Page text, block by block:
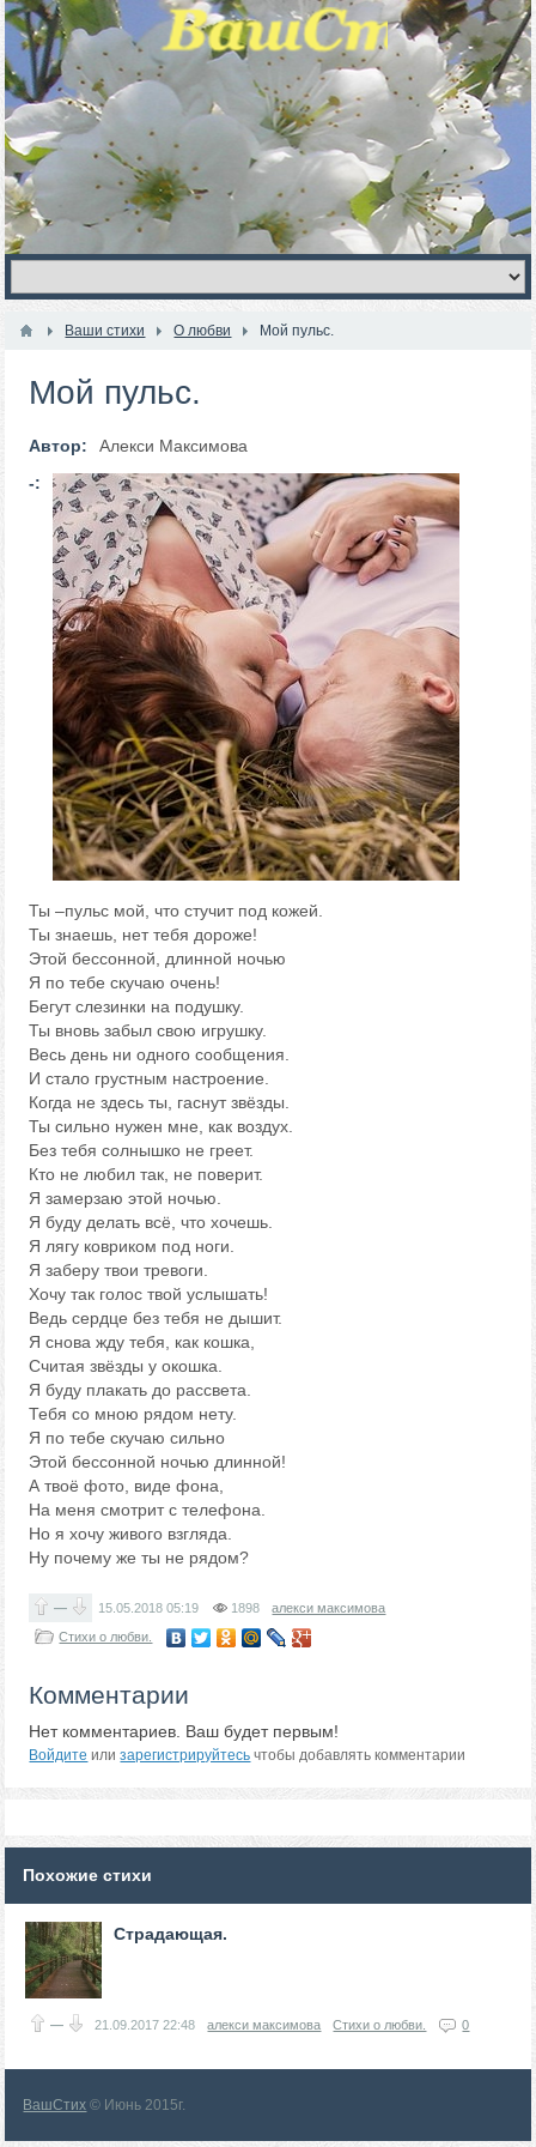
Ваши стихи О любви Мой пульс.
Мой пульс.
Автор:
Алекси Максимова
-:
Ты –пульс мой, что стучит под кожей.
Ты знаешь, нет тебя дороже!
Этой бессонной, длинной ночью
Я по тебе скучаю очень!
Бегут слезинки на подушку.
Ты вновь забыл свою игрушку.
Весь день ни одного сообщения.
И стало грустным настроение.
Когда не здесь ты, гаснут звёзды.
Ты сильно нужен мне, как воздух.
Без тебя солнышко не греет.
Кто не любил так, не поверит.
Я замерзаю этой ночью.
Я буду делать всё, что хочешь.
Я лягу ковриком под ноги.
Я заберу твои тревоги.
Хочу так голос твой услышать!
Ведь сердце без тебя не дышит.
Я снова жду тебя, как кошка,
Считая звёзды у окошка.
Я буду плакать до рассвета.
Тебя со мною рядом нету.
Я по тебе скучаю сильно
Этой бессонной ночью длинной!
А твоё фото, виде фона,
На меня смотрит с телефона.
Но я хочу живого взгляда.
Ну почему же ты не рядом?
— 15.05.201805:19 1898
алекси максимова
Стихи о любви.
Комментарии
Нет комментариев. Ваш будет первым!
Войдите илизарегистрируйтесь чтобы добавлять комментарии
Похожие стихи
Страдающая.
— 21.09.201722:48 алекси максимова Стихи о любви. 0
ВашСтих © Июнь 2015г.